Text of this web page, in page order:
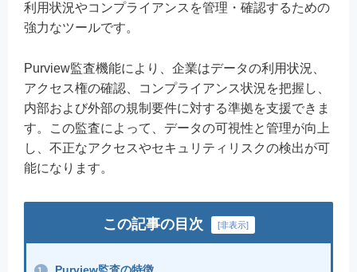
利用状況やコンプライアンスを管理・確認するための
強力なツールです。
Purview監査機能により、企業はデータの利用状況、
アクセス権の確認、コンプライアンス状況を把握し、
内部および外部の規制要件に対する準拠を支援できま
す。この監査によって、データの可視性と管理が向上
し、不正なアクセスやセキュリティリスクの検出が可
能になります。
この記事の目次 [非表示]